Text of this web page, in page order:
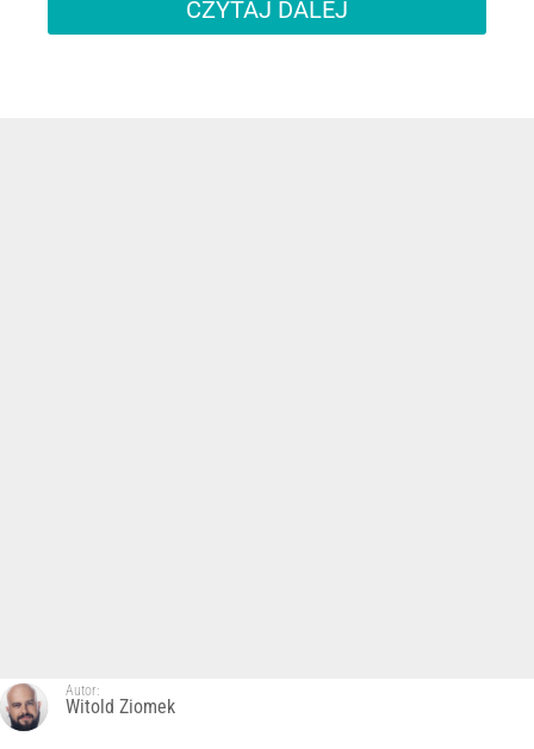
CZYTAJ DALEJ
Autor:
Witold Ziomek